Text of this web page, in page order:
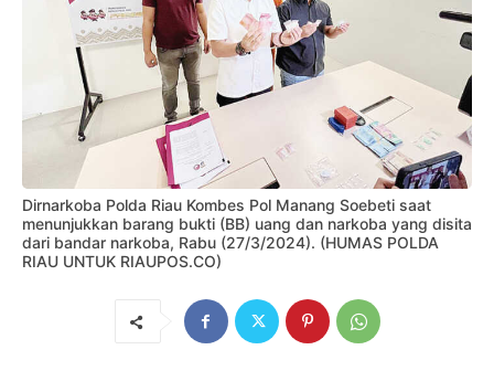
Dirnarkoba Polda Riau Kombes Pol Manang Soebeti saat
menunjukkan barang bukti (BB) uang dan narkoba yang disita
dari bandar narkoba, Rabu (27/3/2024). (HUMAS POLDA
RIAU UNTUK RIAUPOS.CO)